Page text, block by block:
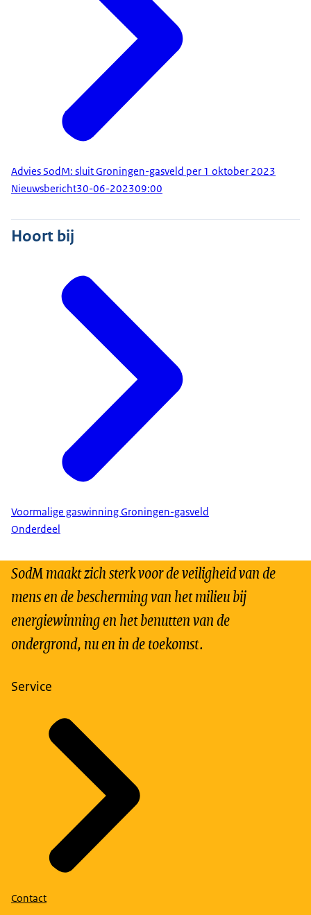
Advies SodM: sluit Groningen-gasveld per 1 oktober 2023
Nieuwsbericht30-06-202309:00
Hoort bij
Voormalige gaswinning Groningen-gasveld
Onderdeel
SodM maakt zich sterk voor de veiligheid van de
mens en de bescherming van het milieu bij
energiewinning en het benutten van de
ondergrond, nu en in de toekomst.
Service
Contact